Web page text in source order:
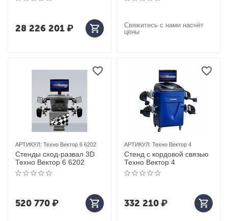
28 226 201₽
Свяжитесь с нами насчёт
цены
АРТИКУЛ: Техно Вектор 6 6202
Стенды сход-развал 3D
Техно Вектор 6 6202
520 770₽
АРТИКУЛ: Техно Вектор 4
Стенд с кордовой связью
Техно Вектор 4
332 210₽